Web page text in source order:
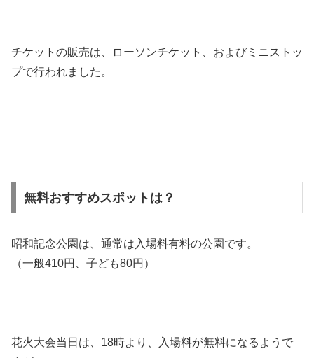
チケットの販売は、ローソンチケット、およびミニストッ
プで行われました。
無料おすすめスポットは？
昭和記念公園は、通常は入場料有料の公園です。
（一般410円、子ども80円）
花火大会当日は、18時より、入場料が無料になるようで